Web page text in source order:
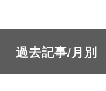
過去記事/月別